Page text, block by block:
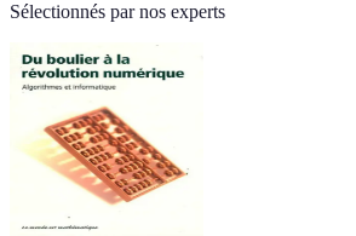
Sélectionnés par nos experts